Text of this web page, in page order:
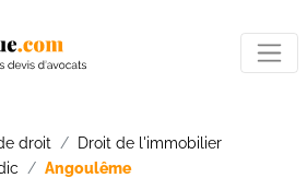
droit
Droit de l'immobilier
Angoulême